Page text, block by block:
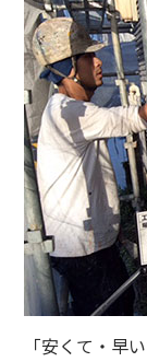
「安くて・早